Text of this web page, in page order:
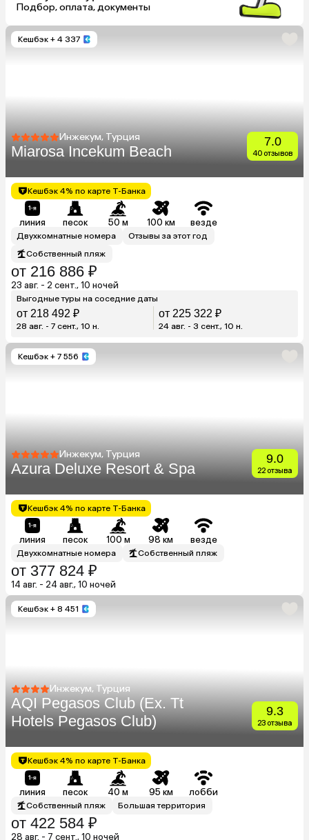
Подбор, оплата, документы
Кешбэк + 4 337
Инжекум, Турция
Miarosa Incekum Beach
7.0
40 отзывов
Кешбэк 4% по карте Т-Банка
линия песок 50 м 100 км везде
Двухкомнатные номера
Отзывы за этот год
Собственный пляж
от 216 886 ₽
23 авг. - 2 сент., 10 ночей
Выгодные туры на соседние даты
от 218 492 ₽
28 авг. - 7 сент., 10 н.
от 225 322 ₽
24 авг. - 3 сент., 10 н.
Кешбэк + 7 556
Инжекум, Турция
Azura Deluxe Resort & Spa
9.0
22 отзыва
Кешбэк 4% по карте Т-Банка
линия песок 100 м 98 км везде
Двухкомнатные номера Собственный пляж
от 377 824 ₽
14 авг. - 24 авг., 10 ночей
Кешбэк + 8 451
Инжекум, Турция
AQI Pegasos Club (Ex. Tt
Hotels Pegasos Club)
9.3
23 отзыва
Кешбэк 4% по карте Т-Банка
линия песок 40 м 95 км лобби
Собственный пляж Большая территория
от 422 584 ₽
28 авг. - 7 сент., 10 ночей